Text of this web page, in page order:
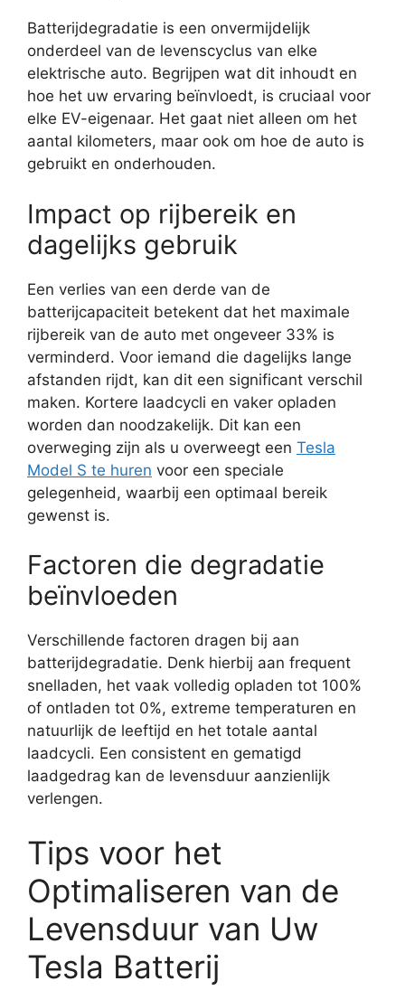
Batterijdegradatie is een onvermijdelijk
onderdeel van de levenscyclus van elke
elektrische auto. Begrijpen wat dit inhoudt en
hoe het uw ervaring beïnvloedt, is cruciaal voor
elke EV-eigenaar. Het gaat niet alleen om het
aantal kilometers, maar ook om hoe de auto is
gebruikt en onderhouden.
Impact op rijbereik en
dagelijks gebruik
Een verlies van een derde van de
batterijcapaciteit betekent dat het maximale
rijbereik van de auto met ongeveer 33% is
verminderd. Voor iemand die dagelijks lange
afstanden rijdt, kan dit een significant verschil
maken. Kortere laadcycli en vaker opladen
worden dan noodzakelijk. Dit kan een
overweging zijn als u overweegt een Tesla
Model S te huren voor een speciale
gelegenheid, waarbij een optimaal bereik
gewenst is.
Factoren die degradatie
beïnvloeden
Verschillende factoren dragen bij aan
batterijdegradatie. Denk hierbij aan frequent
snelladen, het vaak volledig opladen tot 100%
of ontladen tot 0%, extreme temperaturen en
natuurlijk de leeftijd en het totale aantal
laadcycli. Een consistent en gematigd
laadgedrag kan de levensduur aanzienlijk
verlengen.
Tips voor het
Optimaliseren van de
Levensduur van Uw
Tesla Batterij